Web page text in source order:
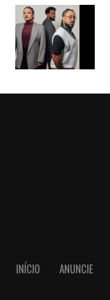
INÍCIO ANUNCIE